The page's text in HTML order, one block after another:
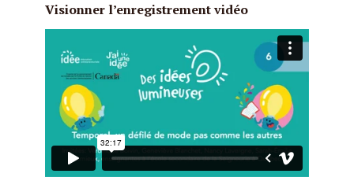
Visionner l’enregistrementvidéo